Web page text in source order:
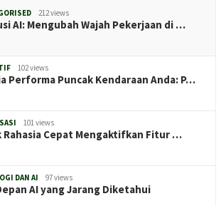
212 views
AI: Mengubah Wajah Pekerjaan di …
102 views
Performa Puncak Kendaraan Anda: P…
101 views
Rahasia Cepat Mengaktifkan Fitur …
DAN AI 97 views
AI yang Jarang Diketahui